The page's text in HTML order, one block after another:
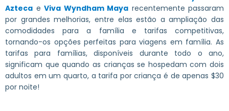
Azteca e Viva Wyndham Maya recentemente passaram
por grandes melhorias, entre elas estão a ampliação das
comodidades para a família e tarifas competitivas,
tornando-os opções perfeitas para viagens em família. As
tarifas para famílias, disponíveis durante todo o ano,
significam que quando as crianças se hospedam com dois
adultos em um quarto, a tarifa por criança é de apenas $30
por noite!